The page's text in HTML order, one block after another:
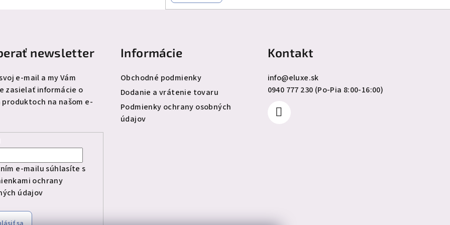
newsletter
e-mail a my Vám
zasielať informácie o
produktoch na našom e-
e-mailu súhlasíte s
ochrany
údajov
Informácie
Obchodné podmienky
Dodanie a vrátenie tovaru
Podmienky ochrany osobných
údajov
Kontakt
info@eluxe.sk
0940 777 230 (Po-Pia 8:00-16:00)